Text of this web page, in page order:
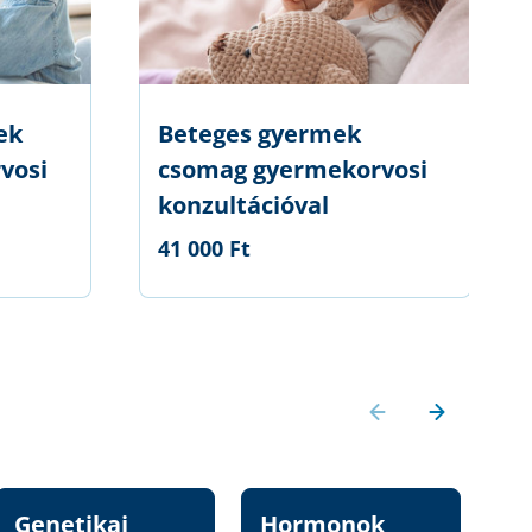
Beteges gyermek
csomag gyermekorvosi
konzultációval
41 000 Ft
Genetikai
Hormonok